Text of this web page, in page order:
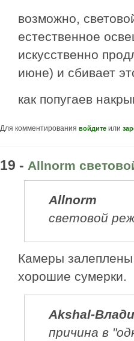
возможно,
естественное
искусственно
июне) и сбивает
как попугаев
Для комментирования войдите или
19 - Allnorm
Allnorm
световой
Камеры залеплены
хорошие сумерки.
Akshal-
причина в